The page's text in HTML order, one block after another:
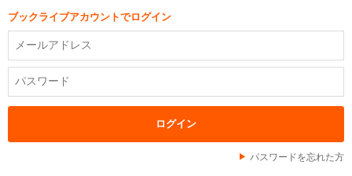
ブックライブアカウントでログイン
パスワードを忘れた方